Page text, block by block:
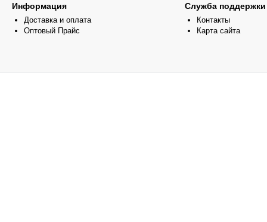
Информация
Доставка и оплата
Оптовый Прайс
Служба поддержки
Контакты
Карта сайта